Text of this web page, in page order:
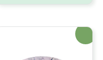
¡Oferta!